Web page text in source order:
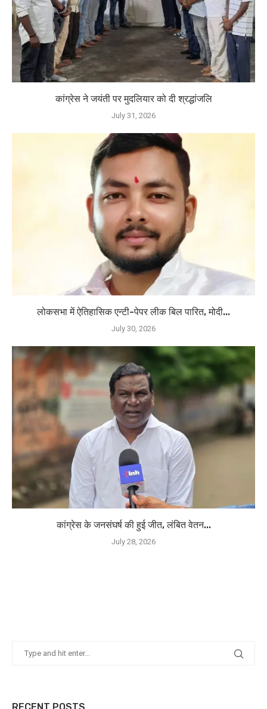
कांग्रेस ने जयंती पर मुदलियार को दी श्रद्धांजलि
July 31, 2026
लोकसभा में ऐतिहासिक एन्टी-पेपर लीक बिल पारित, मोदी...
July 30, 2026
कांग्रेस के जनसंघर्ष की हुई जीत, लंबित वेतन...
July 28, 2026